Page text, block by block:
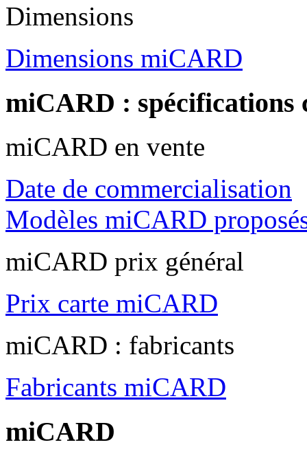
Dimensions
Dimensions miCARD
miCARD : spécifications
miCARD en vente
Date de commercialisation
Modèles miCARD
miCARD prix général
Prix carte miCARD
miCARD : fabricants
Fabricants miCARD
miCARD